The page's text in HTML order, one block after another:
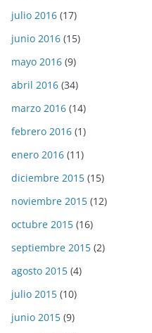
julio 2016 (17)
junio 2016 (15)
mayo 2016 (9)
abril 2016 (34)
marzo 2016 (14)
febrero 2016 (1)
enero 2016 (11)
diciembre 2015 (15)
noviembre 2015 (12)
octubre 2015 (16)
septiembre 2015 (2)
agosto 2015 (4)
julio 2015 (10)
junio 2015 (9)